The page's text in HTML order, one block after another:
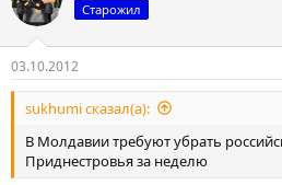
Старожил
03.10.2012
sukhumi сказал(а):
В Молдавии требуют убрать
Приднестровья за неделю